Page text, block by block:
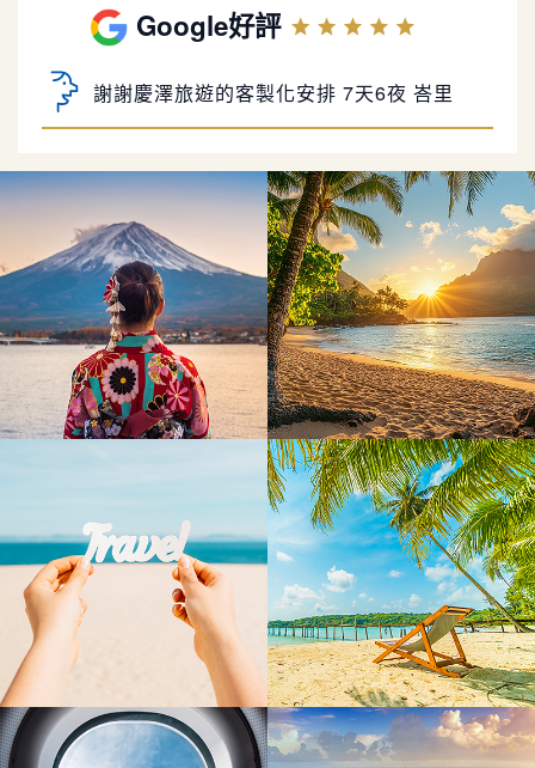
Google好評
謝謝慶澤旅遊的客製化安排 7天6夜 峇里
島之旅，剛剛才回來台灣，哦…坐5hr飛機／趟
峇里島自由行真的太好玩了!
感謝Jimmy幫忙安排我們的峇里島蜜月旅
行 詢問及規劃過程皆有問必答又很有耐心解惑
超級讚👍🏻
林彤的服務沒話說的好👍，很貼心且熱心
處理意外情況，補救措施也令人滿意！非常推
薦！
思錡從簽約到出發前的行程說明解說得很
詳細，只要有任何小問題都很貼心回答並給予建
謝謝慶澤旅遊的客製化安排 7天6夜 峇里
島之旅，剛剛才回來台灣，哦…坐5hr飛機／趟
真的好累喔！不過 真的蠻值得的
峇里島自由行真的太好玩了!
慶澤旅遊的行程安排真的好細心~
感謝Jimmy幫忙安排我們的峇里島蜜月旅
行 詢問及規劃過程皆有問必答又很有耐心解惑
超級讚👍🏻
林彤的服務沒話說的好👍，很貼心且熱心
處理意外情況，補救措施也令人滿意！非常推
思錡從簽約到出發前的行程說明解說得很